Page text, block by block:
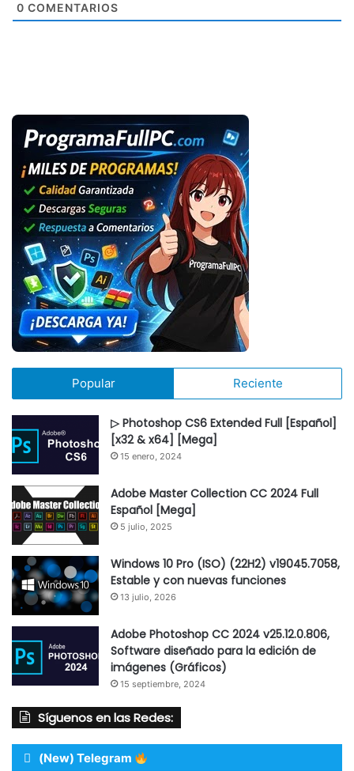
0 COMENTARIOS
Popular Reciente
▷ Photoshop CS6 Extended Full [Español]
[x32 & x64] [Mega]
15 enero, 2024
Adobe Master Collection CC 2024 Full
Español [Mega]
5 julio, 2025
Windows 10 Pro (ISO) (22H2) v19045.7058,
Estable y con nuevas funciones
13 julio, 2026
Adobe Photoshop CC 2024 v25.12.0.806,
Software diseñado para la edición de
imágenes (Gráficos)
15 septiembre, 2024
Síguenos en las Redes:
(New) Telegram